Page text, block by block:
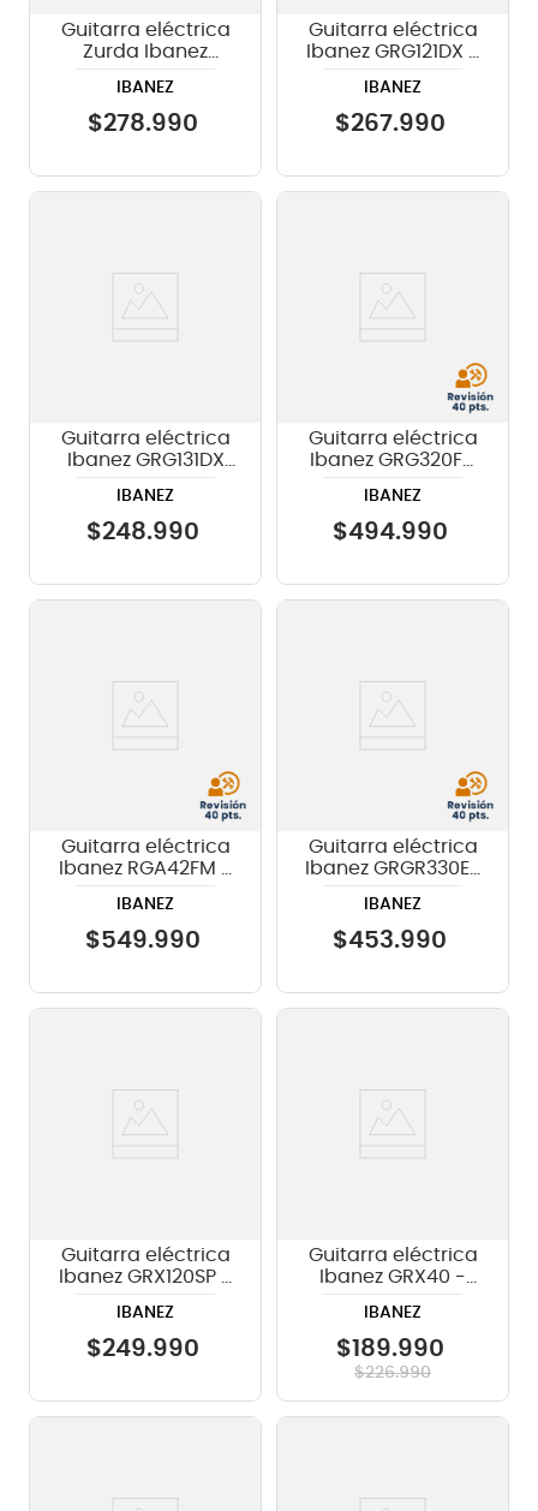
Guitarra eléctrica
Zurda Ibanez
Walnut flat
IBANEZ
$278.990
Guitarra eléctrica
Ibanez GRG121DX -
IBANEZ
$267.990
Guitarra eléctrica
Ibanez GRG131DX
IBANEZ
$248.990
Guitarra eléctrica
Ibanez GRG320FA
IBANEZ
$494.990
Guitarra eléctrica
Ibanez RGA42FM -
flat
IBANEZ
$549.990
Guitarra eléctrica
Ibanez GRGR330EX
IBANEZ
$453.990
Guitarra eléctrica
Ibanez GRX120SP -
Matte
IBANEZ
$249.990
Guitarra eléctrica
Ibanez GRX40 -
Green
IBANEZ
$189.990
$226.990